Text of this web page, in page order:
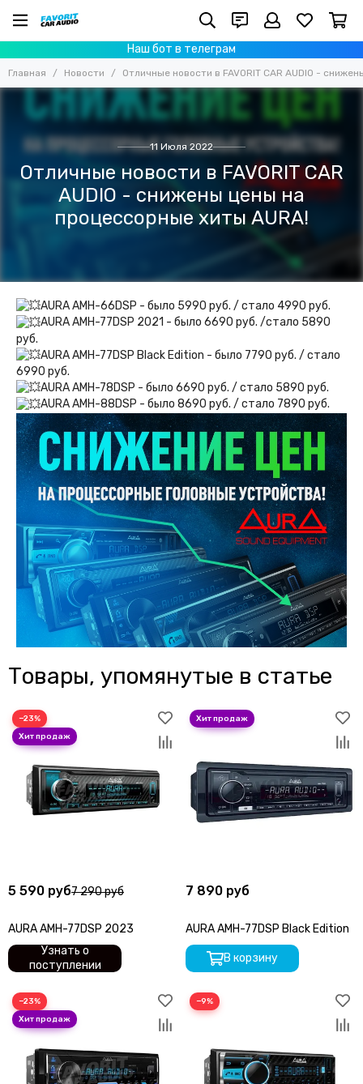
Наш бот в телеграм
Главная Новости Отличные новости в FAVORIT CAR AUDIO -
11 Июля 2022
Отличные новости в FAVORIT CAR
AUDIO - снижены цены на
процессорные хиты AURA!
AURA AMH-66DSP - было 5990 руб. / стало 4990 руб.
AURA AMH-77DSP 2021 - было 6690 руб. /стало 5890
руб.
AURA AMH-77DSP Black Edition - было 7790 руб. / стало
6990 руб.
AURA AMH-78DSP - было 6690 руб. / стало 5890 руб.
AURA AMH-88DSP - было 8690 руб. / стало 7890 руб.
Товары, упомянутые в статье
−23%
5 590 руб7 290 руб
AURA AMH-77DSP 2023
Узнать о
поступлении
7 890 руб
AURA AMH-77DSP Black Edition
В корзину
−23% −9%